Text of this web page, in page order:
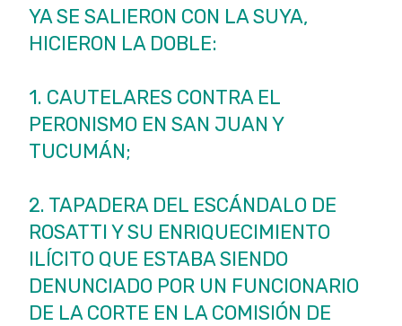
YA SE SALIERON CON LA SUYA,
HICIERON LA DOBLE:
1. CAUTELARES CONTRA EL
PERONISMO EN SAN JUAN Y
TUCUMÁN;
2. TAPADERA DEL ESCÁNDALO DE
ROSATTI Y SU ENRIQUECIMIENTO
ILÍCITO QUE ESTABA SIENDO
DENUNCIADO POR UN FUNCIONARIO
DE LA CORTE EN LA COMISIÓN DE